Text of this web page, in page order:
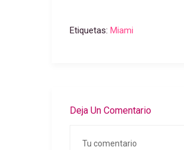
Etiquetas: Miami
Deja Un Comentario